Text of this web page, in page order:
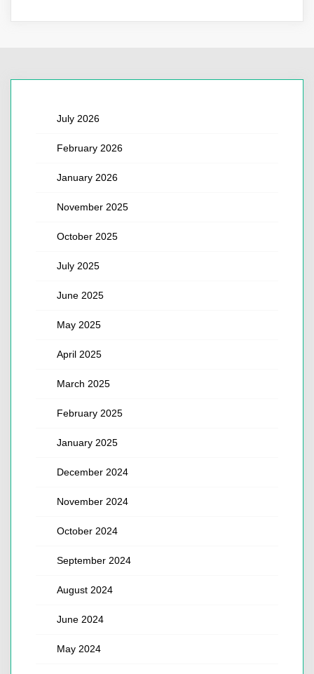
July 2026
February 2026
January 2026
November 2025
October 2025
July 2025
June 2025
May 2025
April 2025
March 2025
February 2025
January 2025
December 2024
November 2024
October 2024
September 2024
August 2024
June 2024
May 2024